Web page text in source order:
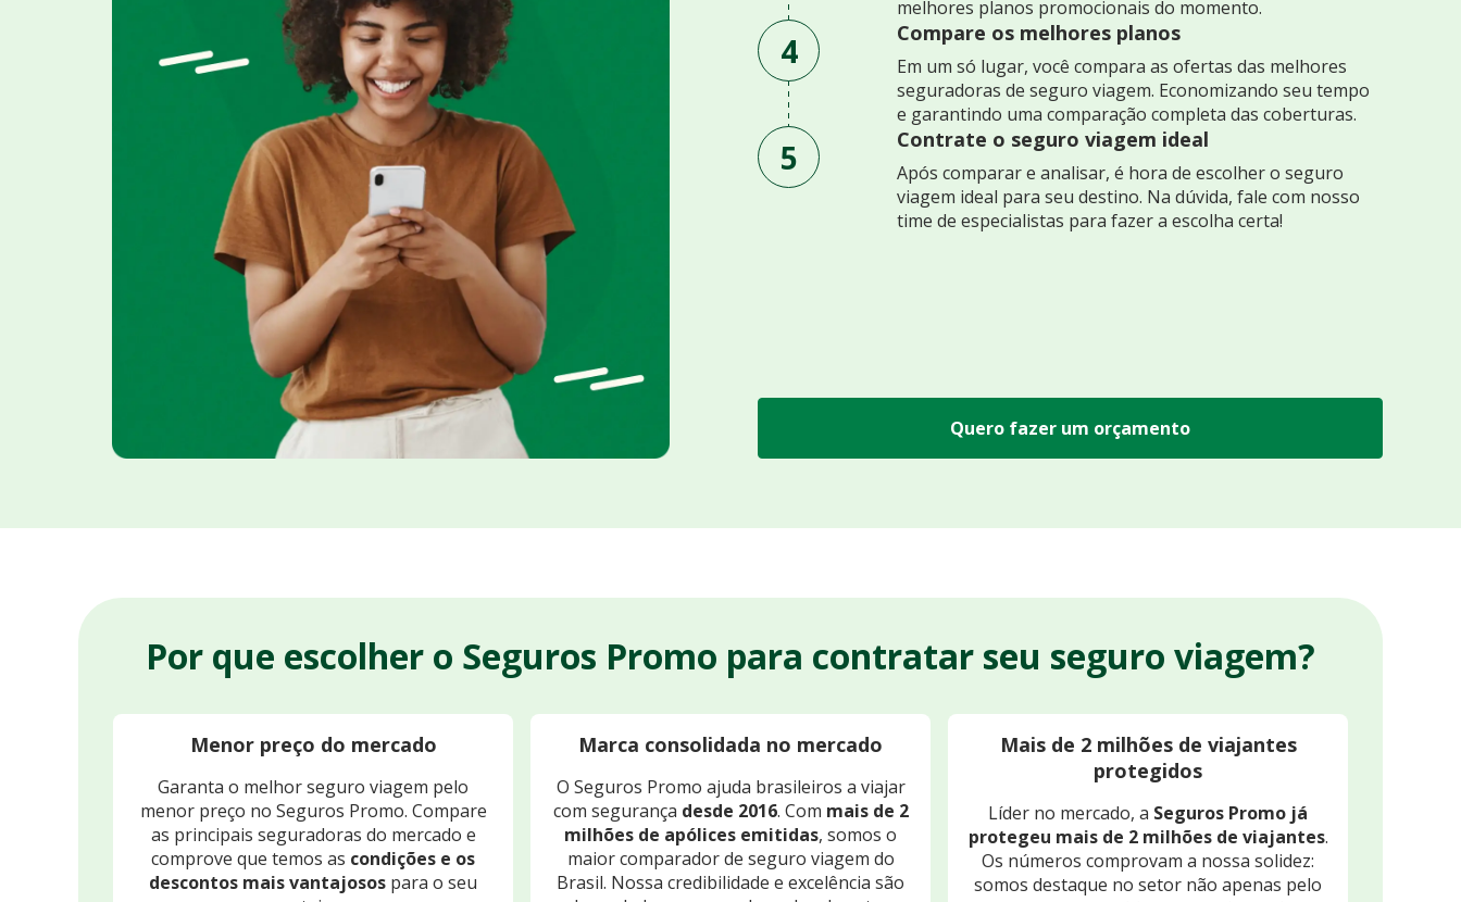
melhores planos promocionais do momento.
4 Compare os melhores planos
Em um só lugar, você compara as ofertas das melhores
seguradoras de seguro viagem. Economizando seu tempo
e garantindo uma comparação completa das coberturas.
5 Contrate o seguro viagem ideal
Após comparar e analisar, é hora de escolher o seguro
viagem ideal para seu destino. Na dúvida, fale com nosso
time de especialistas para fazer a escolha certa!
Quero fazer um orçamento
Por que escolher o Seguros Promo para contratar seu seguro viagem?
Menor preço do mercado
Garanta o melhor seguro viagem pelo
menor preço no Seguros Promo. Compare
as principais seguradoras do mercado e
comprove que temos as condições e os
descontos mais vantajosos para o seu
Marca consolidada no mercado
O Seguros Promo ajuda brasileiros a viajar
com segurança desde 2016. Com mais de 2
milhões de apólices emitidas, somos o
maior comparador de seguro viagem do
Brasil. Nossa credibilidade e excelência são
Mais de 2 milhões de viajantes
protegidos
Líder no mercado, a Seguros Promo já
protegeu mais de 2 milhões de viajantes.
Os números comprovam a nossa solidez:
somos destaque no setor não apenas pelo